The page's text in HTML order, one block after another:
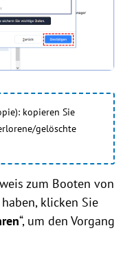
kopieren Sie
gelöschte
zum Booten von
klicken Sie
“, um den Vorgang